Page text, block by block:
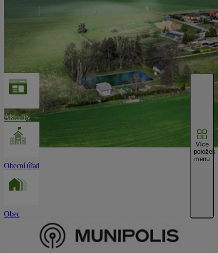
Aktuality
Obecní úřad
Obec
Více
položek
menu